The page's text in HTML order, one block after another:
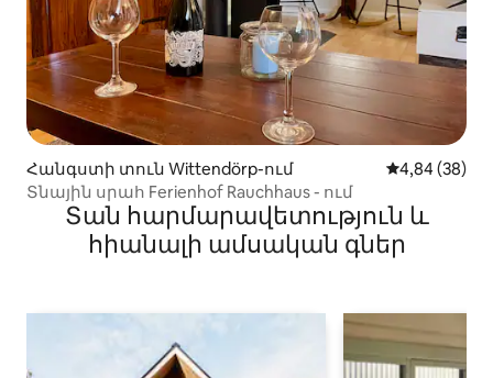
Հանգստի տուն Wittendörp-ում Միջին
4,84 (38)
Տնային սրահ Ferienhof Rauchhaus - ում
Տան հարմարավետություն և
հիանալի ամսական գներ